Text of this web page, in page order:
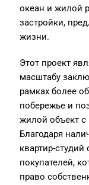
океан и жилой
застройки,
жизни.
Этот проект
масштабу
рамках более
побережье и
жилой объект
Благодаря
квартир-
покупателей,
право